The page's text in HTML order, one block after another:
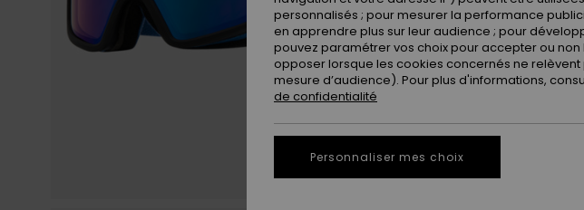
personnalisés ; pour mesurer la performance
en apprendre plus sur leur audience ; pour
pouvez paramétrer vos choix pour accepter ou
opposer lorsque les cookies concernés ne
mesure d’audience). Pour plus d'informations,
de confidentialité
Personnaliser mes choix